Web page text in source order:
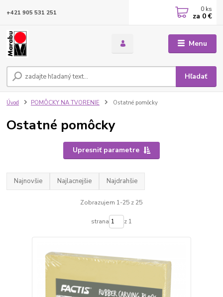
Menu
Hľadať
+421 905 531 251 0 ks
za 0 €
Úvod POMÔCKY NA TVORENIE Ostatné pomôcky
Ostatné pomôcky
Upresniť parametre
Najnovšie Najlacnejšie Najdrahšie
Zobrazujem 1-25 z 25
strana z 1